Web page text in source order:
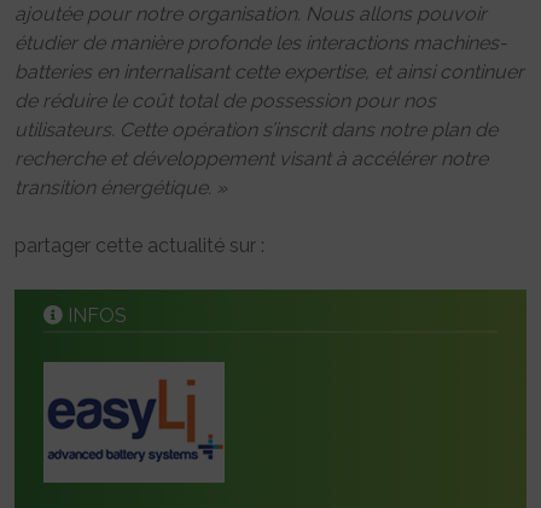
ajoutée pour notre organisation. Nous allons pouvoir
étudier de manière profonde les interactions machines-
batteries en internalisant cette expertise, et ainsi continuer
de réduire le coût total de possession pour nos
utilisateurs. Cette opération s’inscrit dans notre plan de
recherche et développement visant à accélérer notre
transition énergétique. »
partager cette actualité sur :
INFOS